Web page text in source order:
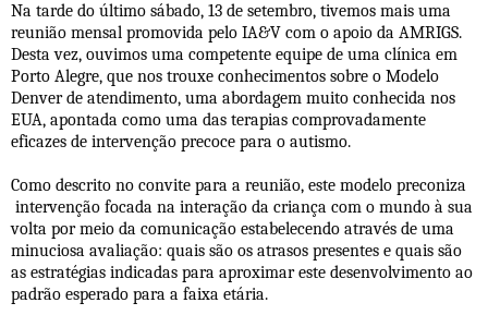
Na tarde do último sábado, 13 de setembro, tivemos mais uma
reunião mensal promovida pelo IA&V com o apoio da AMRIGS.
Desta vez, ouvimos uma competente equipe de uma clínica em
Porto Alegre, que nos trouxe conhecimentos sobre o Modelo
Denver de atendimento, uma abordagem muito conhecida nos
EUA, apontada como uma das terapias comprovadamente
eficazes de intervenção precoce para o autismo.
Como descrito no convite para a reunião, este modelo preconiza
intervenção focada na interação da criança com o mundo à sua
volta por meio da comunicação estabelecendo através de uma
minuciosa avaliação: quais são os atrasos presentes e quais são
as estratégias indicadas para aproximar este desenvolvimento ao
padrão esperado para a faixa etária.